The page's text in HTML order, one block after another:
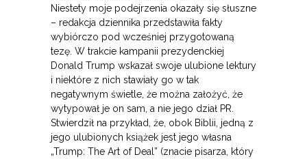
Niestety moje podejrzenia okazały się słuszne
– redakcja dziennika przedstawiła fakty
wybiórczo pod wcześniej przygotowaną
tezę. W trakcie kampanii prezydenckiej
Donald Trump wskazał swoje ulubione lektury
i niektóre z nich stawiały go w tak
negatywnym świetle, że można założyć, że
wytypował je on sam, a nie jego dział PR.
Stwierdził na przykład, że, obok Biblii, jedną z
jego ulubionych książek jest jego własna
„Trump: The Art of Deal” (znacie pisarza, który